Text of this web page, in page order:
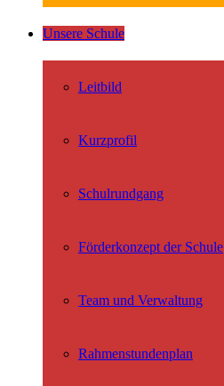
Unsere Schule
Leitbild
Kurzprofil
Schulrundgang
Förderkonzept der Schule
Team und Verwaltung
Rahmenstundenplan